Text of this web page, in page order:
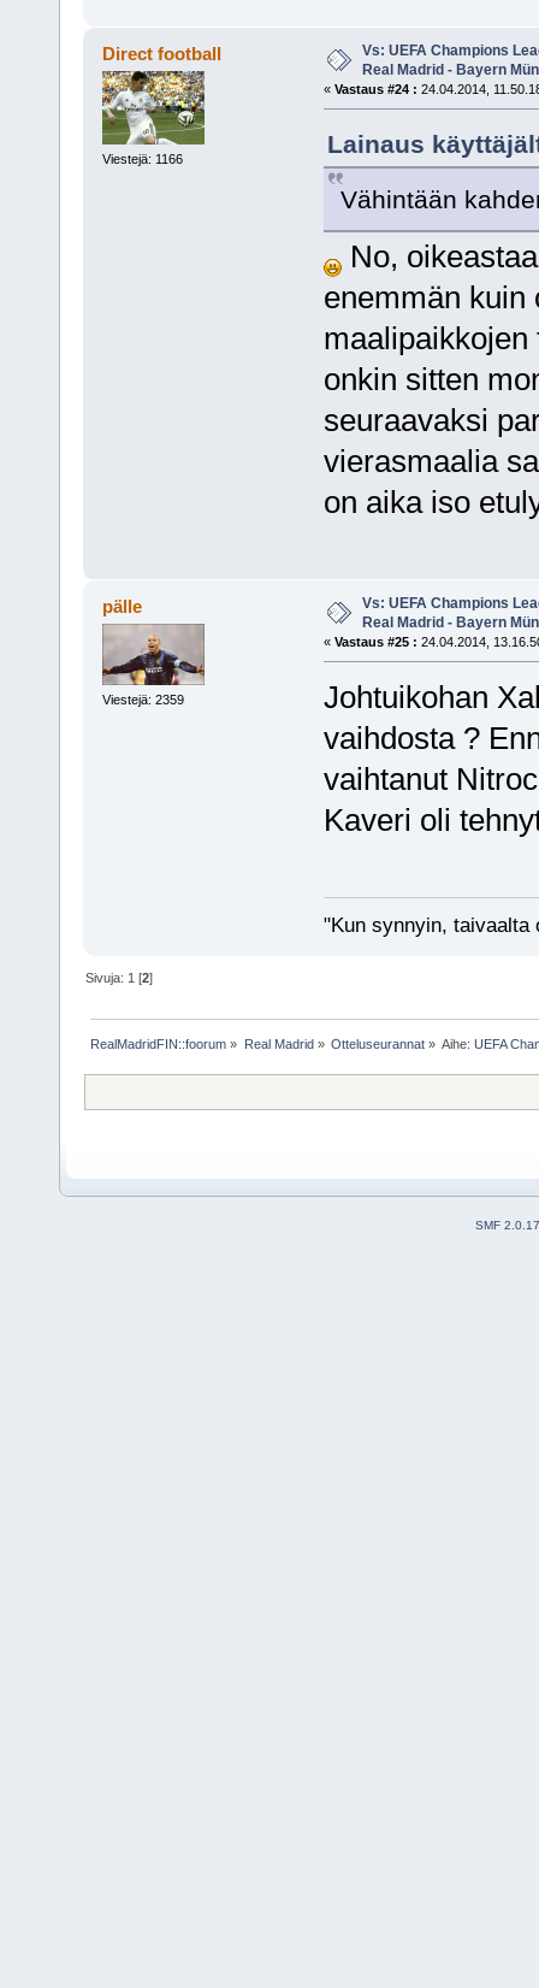
Direct football
Viestejä: 1166
Vs: UEFA Champions
Real Madrid - Bayern
« Vastaus #24 : 24.04.2014,
Lainaus
Vähintään
No,
enemmän kuin
maalipaikkojen
onkin sitten
seuraavaksi
vierasmaalia
on aika iso
pälle
Viestejä: 2359
Vs: UEFA Champions
Real Madrid - Bayern
« Vastaus #25 : 24.04.2014,
Johtuikohan
vaihdosta ?
vaihtanut
Kaveri oli
"Kun synnyin, taivaalta
Sivuja: 1 [2]
RealMadridFIN::foorum » Real Madrid» Otteluseurannat» Aihe:UEFA
SMF 2.0.17